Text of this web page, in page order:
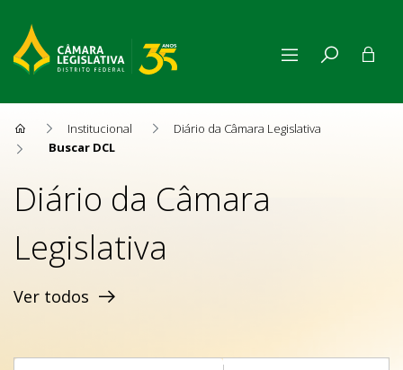
Institucional
Diário da Câmara Legislativa
Buscar DCL
Buscar DCL
Diário da Câmara
Legislativa
Ver todos